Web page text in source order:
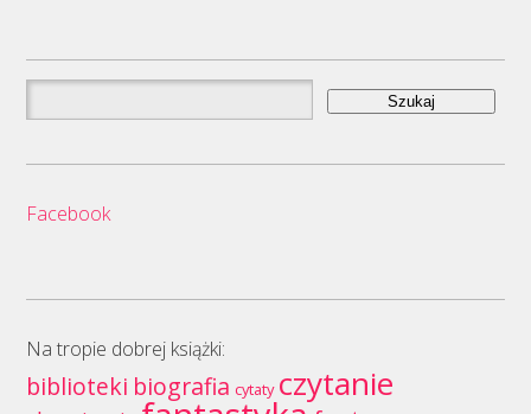
Szukaj:
Facebook
Na tropie dobrej książki:
biblioteki biografia cytaty czytanie